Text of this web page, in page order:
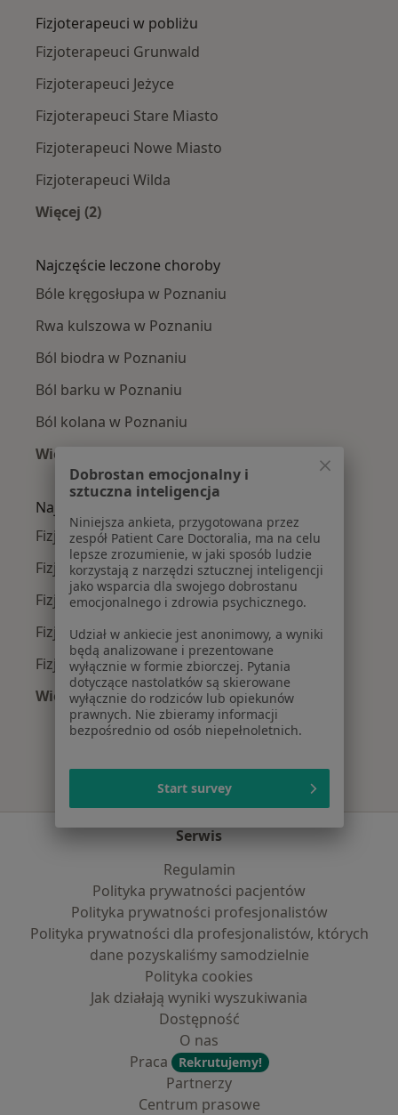
Fizjoterapeuci w pobliżu
Fizjoterapeuci Grunwald
Fizjoterapeuci Jeżyce
Fizjoterapeuci Stare Miasto
Fizjoterapeuci Nowe Miasto
Fizjoterapeuci Wilda
Więcej (2)
Najczęście leczone choroby
Bóle kręgosłupa w Poznaniu
Rwa kulszowa w Poznaniu
Ból biodra w Poznaniu
Ból barku w Poznaniu
Ból kolana w Poznaniu
Więcej (15)
Więcej w kategorii: Najczęście leczone
Najpopularniejsze ubezpieczenia
Fizjoterapeuci z Allianz w Poznaniu
Fizjoterapeuci z PZU Zdrowie w Poznaniu
Fizjoterapeuci z Enel-med w Poznaniu
Fizjoterapeuci z TELEMEDI w Poznaniu
Fizjoterapeuci z LUX MED w Poznaniu
Więcej (8)
Więcej w kategorii: Najpopularniejsze
Serwis
Regulamin
Polityka prywatności pacjentów
Polityka prywatności profesjonalistów
Polityka prywatności dla profesjonalistów, których
dane pozyskaliśmy samodzielnie
Polityka cookies
Jak działają wyniki wyszukiwania
Dostępność
O nas
Praca
Rekrutujemy!
Partnerzy
Centrum prasowe
Dobrostan emocjonalny i
sztuczna inteligencja
Niniejsza ankieta, przygotowana przez
zespół Patient Care Doctoralia, ma na celu
lepsze zrozumienie, w jaki sposób ludzie
korzystają z narzędzi sztucznej inteligencji
jako wsparcia dla swojego dobrostanu
emocjonalnego i zdrowia psychicznego.
Udział w ankiecie jest anonimowy, a wyniki
będą analizowane i prezentowane
wyłącznie w formie zbiorczej. Pytania
dotyczące nastolatków są skierowane
wyłącznie do rodziców lub opiekunów
prawnych. Nie zbieramy informacji
bezpośrednio od osób niepełnoletnich.
Start survey